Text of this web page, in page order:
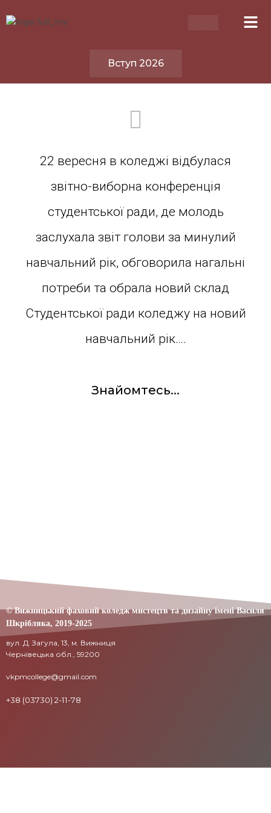
Вступ 2026
22 вересня в коледжі відбулася
звітно-виборна конференція
студентської ради, де молодь
заслухала звіт голови за минулий
навчальний рік, обговорила нагальні
потреби та обрала новий склад
Студентської ради коледжу на новий
навчальний рік….
Знайомтесь...
© Вижницький фаховий коледж мистецтв та дизайну імені Василя
Шкрібляка, 2019-2025
вул. Д. Загула, 13, м. Вижниця
Чернівецька обл., 59200
vkpmcollege@gmail.com
+38 (03730) 2-11-78